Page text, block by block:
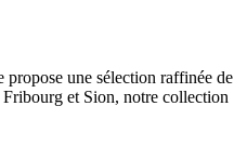
une sélection raffinée de
Fribourg et Sion, notre collection